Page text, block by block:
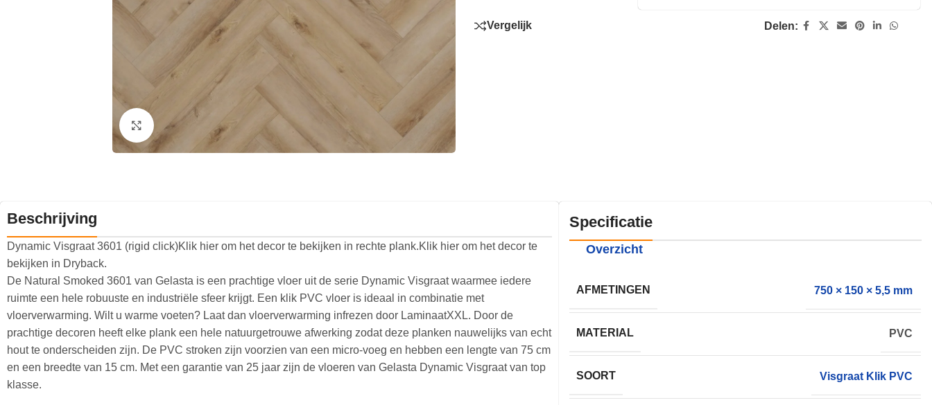
Klik om te vergroten
Vergelijk Delen:
Beschrijving
Dynamic Visgraat 3601 (rigid click)Klik hier om het decor te bekijken in rechte plank.Klik hier om het decor te
bekijken in Dryback.
De Natural Smoked 3601 van Gelasta is een prachtige vloer uit de serie Dynamic Visgraat waarmee iedere
ruimte een hele robuuste en industriële sfeer krijgt. Een klik PVC vloer is ideaal in combinatie met
vloerverwarming. Wilt u warme voeten? Laat dan vloerverwarming infrezen door LaminaatXXL. Door de
prachtige decoren heeft elke plank een hele natuurgetrouwe afwerking zodat deze planken nauwelijks van echt
hout te onderscheiden zijn. De PVC stroken zijn voorzien van een micro-voeg en hebben een lengte van 75 cm
en een breedte van 15 cm. Met een garantie van 25 jaar zijn de vloeren van Gelasta Dynamic Visgraat van top
klasse.
Specificatie
Overzicht
AFMETINGEN 750 × 150 × 5,5 mm
MATERIAL PVC
SOORT Visgraat Klik PVC